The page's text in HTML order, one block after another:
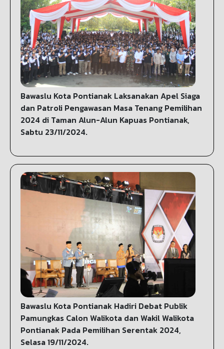
Bawaslu Kota Pontianak Laksanakan Apel Siaga
dan Patroli Pengawasan Masa Tenang Pemilihan
2024 di Taman Alun-Alun Kapuas Pontianak,
Sabtu 23/11/2024.
Bawaslu Kota Pontianak Hadiri Debat Publik
Pamungkas Calon Walikota dan Wakil Walikota
Pontianak Pada Pemilihan Serentak 2024,
Selasa 19/11/2024.